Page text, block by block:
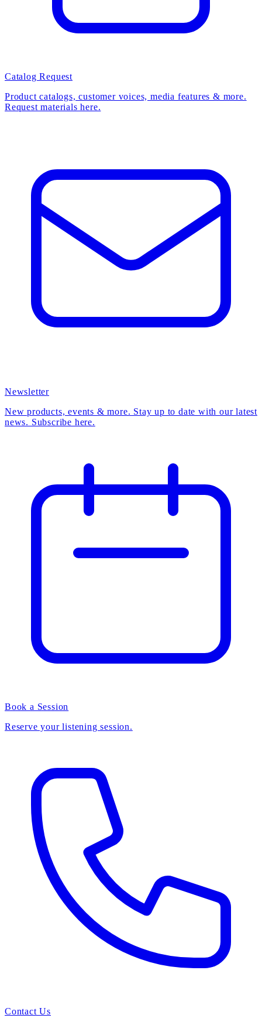
Catalog Request
Product catalogs, customer voices, media features & more.
Request materials here.
Newsletter
New products, events & more. Stay up to date with our latest
news. Subscribe here.
Book a Session
Reserve your listening session.
Contact Us